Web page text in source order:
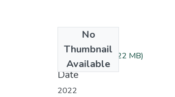
No
Thumbnail
Available
00001b5a.pdf(2.22 MB)
Date
2022